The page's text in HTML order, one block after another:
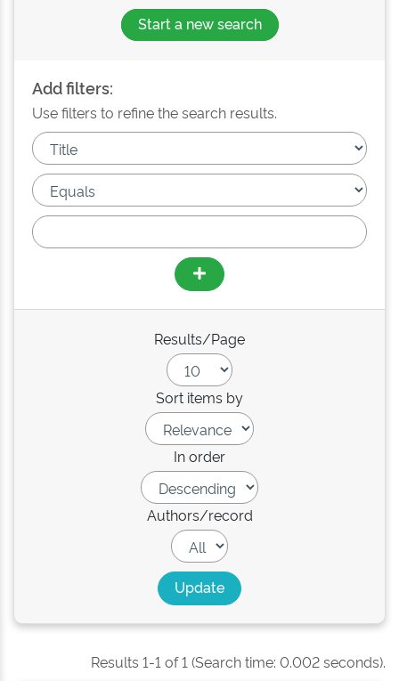
Start a new search
Add filters:
Use filters to refine the search results.
Results/Page
Sort items by
In order
Authors/record
Results 1-1 of 1 (Search time: 0.002 seconds).